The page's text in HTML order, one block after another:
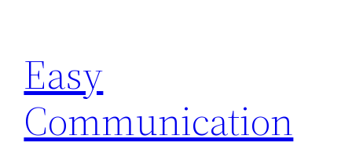
contenu
Easy
Communication